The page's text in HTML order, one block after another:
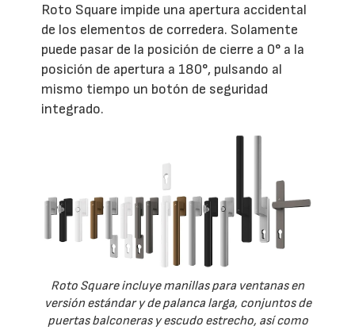
Roto Square impide una apertura accidental
de los elementos de corredera. Solamente
puede pasar de la posición de cierre a 0° a la
posición de apertura a 180°, pulsando al
mismo tiempo un botón de seguridad
integrado.
Roto Square incluye manillas para ventanas en
versión estándar y de palanca larga, conjuntos de
puertas balconeras y escudo estrecho, así como